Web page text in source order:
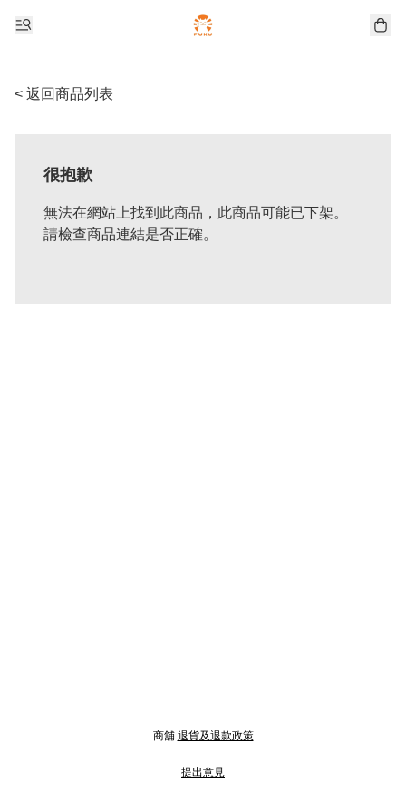
< 返回商品列表
很抱歉
無法在網站上找到此商品，此商品可能已下架。
請檢查商品連結是否正確。
商舖 退貨及退款政策
提出意見